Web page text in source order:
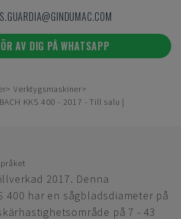
S.GUARDIA@GINDUMAC.COM
AV DIG PÅ WHATSAPP
Verktygsmaskiner
KKS 400 - 2017 - Till salu |
2017. Denna
400 har en sågbladsdiameter på
på 7 - 43